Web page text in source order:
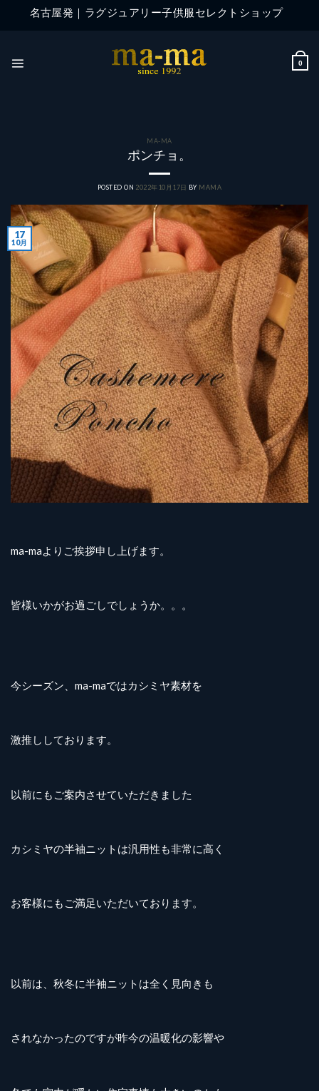
名古屋発｜ラグジュアリー子供服セレクトショップ
0
MA-MA
ポンチョ。
POSTED ON 2022年10月17日 BY MAMA
17
10月
ma-maよりご挨拶申し上げます。
皆様いかがお過ごしでしょうか。。。
今シーズン、ma-maではカシミヤ素材を
激推ししております。
以前にもご案内させていただきました
カシミヤの半袖ニットは汎用性も非常に高く
お客様にもご満足いただいております。
以前は、秋冬に半袖ニットは全く見向きも
されなかったのですが昨今の温暖化の影響や